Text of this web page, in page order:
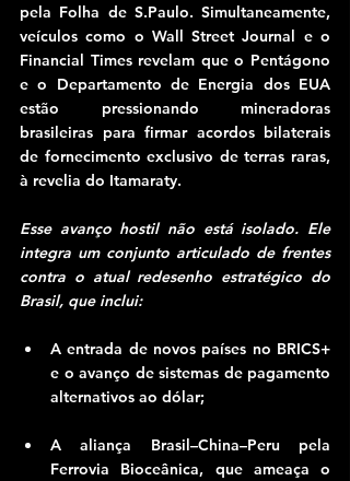
pela Folha de S.Paulo. Simultaneamente,
veículos como o Wall Street Journal e o
Financial Times revelam que o Pentágono
e o Departamento de Energia dos EUA
estão pressionando mineradoras
brasileiras para firmar acordos bilaterais
de fornecimento exclusivo de terras raras,
à revelia do Itamaraty.
Esse avanço hostil não está isolado. Ele
integra um conjunto articulado de frentes
contra o atual redesenho estratégico do
Brasil, que inclui:
A entrada de novos países no BRICS+
e o avanço de sistemas de pagamento
alternativos ao dólar;
A aliança Brasil–China–Peru pela
Ferrovia Bioceânica, que ameaça o